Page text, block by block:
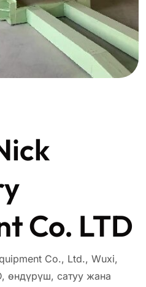
Co. LTD
Co., Ltd., Wuxi,
өндүрүш, сатуу жана